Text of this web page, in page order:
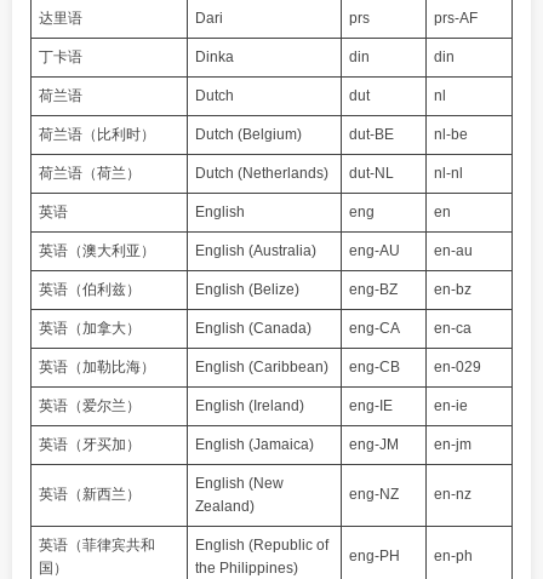
达里语 Dari prs prs-AF
丁卡语 Dinka din din
荷兰语 Dutch dut nl
荷兰语（比利时） Dutch (Belgium) dut-BE nl-be
荷兰语（荷兰） Dutch (Netherlands) dut-NL nl-nl
英语 English eng en
英语（澳大利亚） English (Australia) eng-AU en-au
英语（伯利兹） English (Belize) eng-BZ en-bz
英语（加拿大） English (Canada) eng-CA en-ca
英语（加勒比海） English (Caribbean) eng-CB en-029
英语（爱尔兰） English (Ireland) eng-IE en-ie
英语（牙买加） English (Jamaica) eng-JM en-jm
英语（新西兰）
English (New
Zealand)
eng-NZ en-nz
英语（菲律宾共和
国）
English (Republic of
the Philippines)
eng-PH en-ph